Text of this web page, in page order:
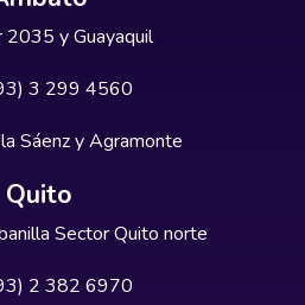
2035 y Guayaquil
3 299 4560
Sáenz y Agramonte
Quito
Sector Quito norte
2 382 6970